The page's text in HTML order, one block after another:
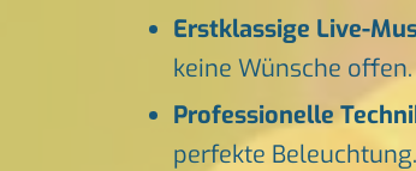
Erstklassige Live-
keine Wünsche offen.
Professionelle
perfekte Beleuchtung.